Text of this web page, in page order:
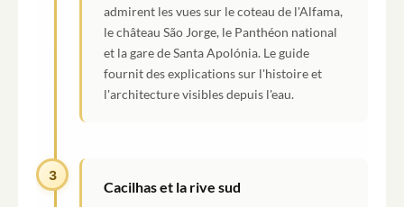
admirent les vues sur le coteau de l'Alfama,
le château São Jorge, le Panthéon national
et la gare de Santa Apolónia. Le guide
fournit des explications sur l'histoire et
l'architecture visibles depuis l'eau.
3
Cacilhas et la rive sud